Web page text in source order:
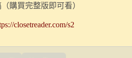
如何改寫了台灣美術史？（試
（購買完整版即可看）
closetreader.com/s2